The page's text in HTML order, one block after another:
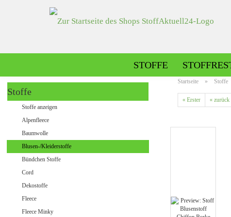
STOFFE
Startseite » Stoffe
« Erster « zurück
Stoffe
Stoffe anzeigen
Alpenfleece
Baumwolle
Blusen-/Kleiderstoffe
Bündchen Stoffe
Cord
Dekostoffe
Fleece
Fleece Minky